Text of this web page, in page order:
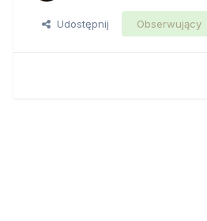
Udostępnij Obserwujący